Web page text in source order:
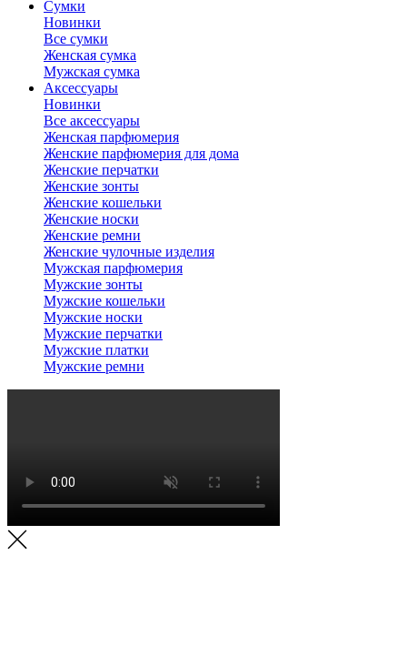
Сумки
Новинки
Все сумки
Женская сумка
Мужская сумка
Аксессуары
Новинки
Все аксессуары
Женская парфюмерия
Женские парфюмерия для дома
Женские перчатки
Женские зонты
Женские кошельки
Женские носки
Женские ремни
Женские чулочные изделия
Мужская парфюмерия
Мужские зонты
Мужские кошельки
Мужские носки
Мужские перчатки
Мужские платки
Мужские ремни